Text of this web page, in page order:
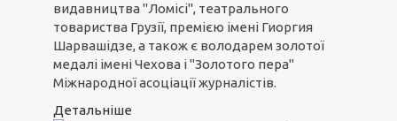
видавництва "Ломісі", театрального
товариства Грузії, премією імені Гиоргия
Шарвашідзе, а також є володарем золотої
медалі імені Чехова і "Золотого пера"
Міжнародної асоціації журналістів.
Детальніше